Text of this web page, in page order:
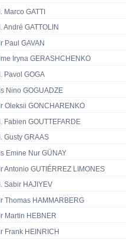
Marco GATTI
André GATTOLIN
Paul GAVAN
Iryna GERASHCHENKO
Pavol GOGA
Nino GOGUADZE
Oleksii GONCHARENKO
Fabien GOUTTEFARDE
Gusty GRAAS
Emine Nur GÜNAY
Antonio GUTIÉRREZ LIMONES
Sabir HAJIYEV
Thomas HAMMARBERG
Martin HEBNER
Frank HEINRICH